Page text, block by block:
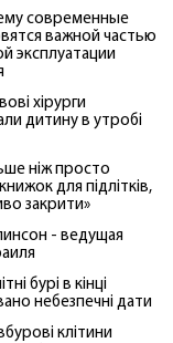
современные
важной частью
эксплуатации
хірурги
дитину в утробі
ніж просто
для підлітків,
закрити»
- ведущая
бурі в кінці
небезпечні дати
клітини